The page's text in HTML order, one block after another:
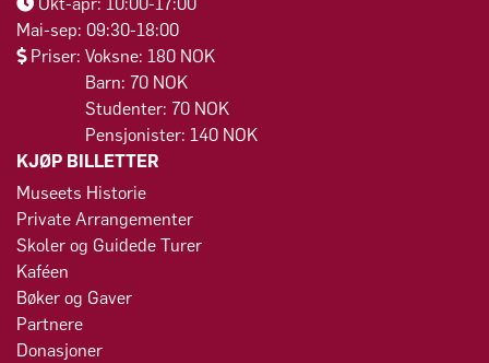
Okt-apr: 10:00-17:00
Mai-sep: 09:30-18:00
Priser: Voksne: 180 NOK
Barn: 70 NOK
Studenter: 70 NOK
Pensjonister: 140 NOK
KJØP BILLETTER
Museets Historie
Private Arrangementer
Skoler og Guidede Turer
Kaféen
Bøker og Gaver
Partnere
Donasjoner